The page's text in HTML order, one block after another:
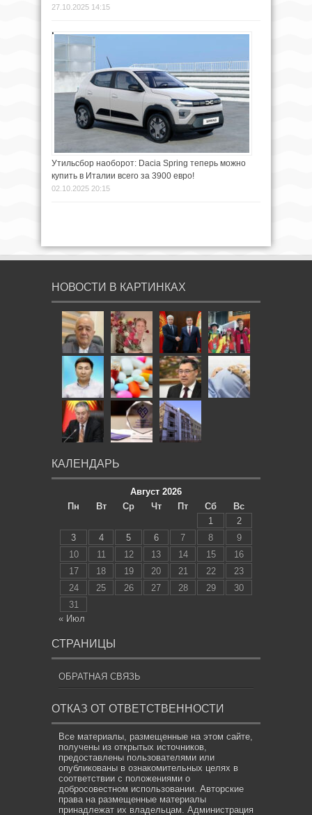
27.10.2025 14:15
Утильсбор наоборот: Dacia Spring теперь можно
купить в Италии всего за 3900 евро!
02.10.2025 20:15
НОВОСТИ В КАРТИНКАХ
КАЛЕНДАРЬ
Август 2026
Пн
Вт Ср Чт Пт Сб
Вс
1
2
3
4 5 6 7 8
9
10
11 12 13 14 15
16
17
18 19 20 21 22
23
24
25 26 27 28 29
30
31
« Июл
СТРАНИЦЫ
ОБРАТНАЯ СВЯЗЬ
ОТКАЗ ОТ ОТВЕТСТВЕННОСТИ
Все материалы, размещенные на этом сайте,
получены из открытых источников,
предоставлены пользователями или
опубликованы в ознакомительных целях в
соответствии с положениями о
добросовестном использовании. Авторские
права на размещенные материалы
принадлежат их владельцам. Администрация